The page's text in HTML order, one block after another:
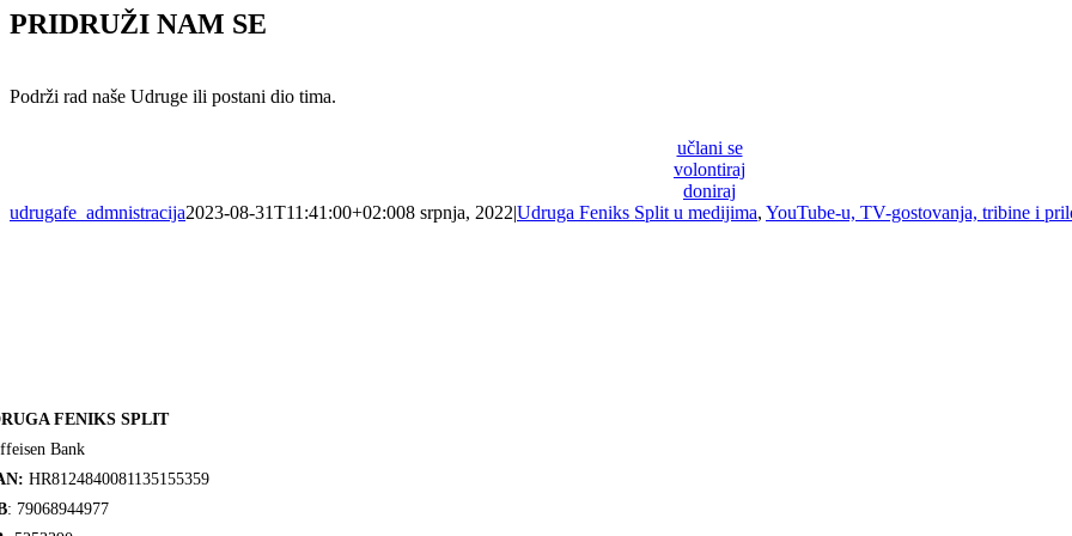
PRIDRUŽI NAM SE
Podrži rad naše Udruge ili postani dio tima.
učlani se
volontiraj
doniraj
udrugafe_admnistracija2023-08-31T11:41:00+02:008 srpnja, 2022|Udruga Feniks Split u medijima, YouTube-u, TV-gostovanja, tribine i
FENIKS SPLIT
Bank
HR8124840081135155359
: 79068944977